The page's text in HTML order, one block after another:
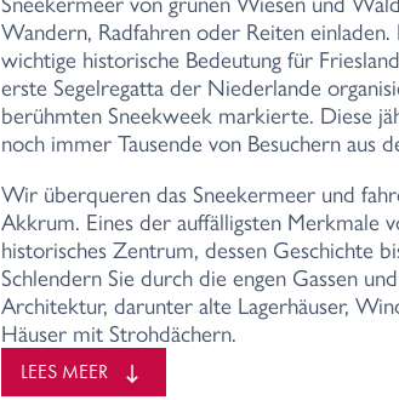
Wandern, Radfahren oder Reiten einladen.
wichtige historische Bedeutung für
erste Segelregatta der Niederlande
berühmten Sneekweek markierte. Diese
noch immer Tausende von Besuchern aus
Wir überqueren das Sneekermeer und
Akkrum. Eines der auffälligsten Merkmale
historisches Zentrum, dessen Geschichte
Schlendern Sie durch die engen Gassen
Architektur, darunter alte Lagerhäuser,
Häuser mit Strohdächern.
Von Akkrum aus fahren Sie weiter über
Heerenveense Kanaal in Richtung
LEES MEER